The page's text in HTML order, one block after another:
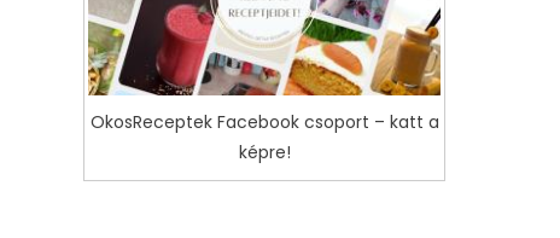
OkosReceptek Facebook csoport – katt a
képre!